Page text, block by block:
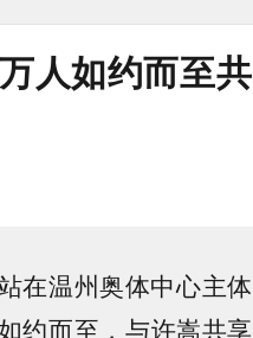
人如约而至共
在温州奥体中心主体
约而至，与许嵩共享